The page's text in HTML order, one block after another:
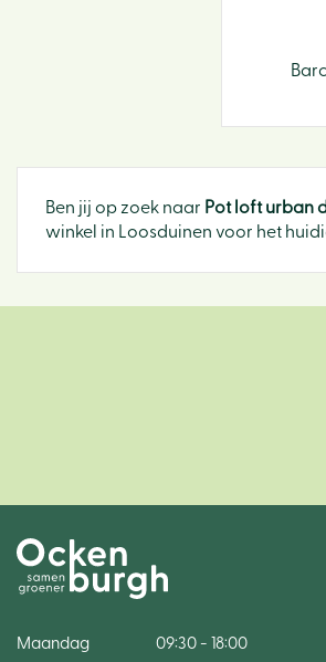
Ben jij op zoek naar Pot loft urban
winkel in Loosduinen voor het
Maandag 09:30 - 18:00